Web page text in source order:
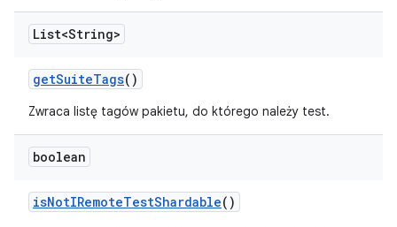
List<String>
getSuiteTags()
Zwraca listę tagów pakietu, do którego należy test.
boolean
isNotIRemoteTestShardable()